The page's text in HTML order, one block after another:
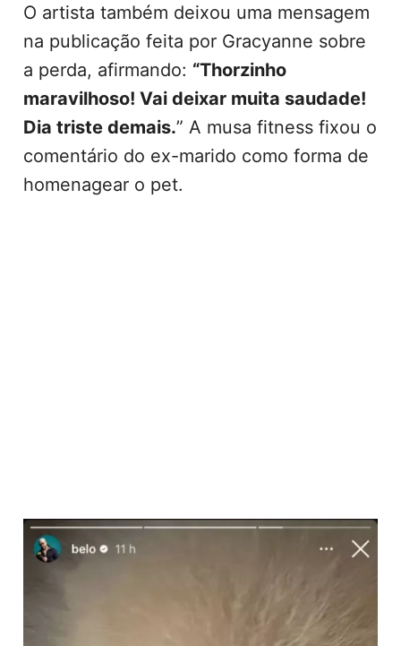
O artista também deixou uma mensagem
na publicação feita por Gracyanne sobre
a perda, afirmando: “Thorzinho
maravilhoso! Vai deixar muita saudade!
Dia triste demais.” A musa fitness fixou o
comentário do ex-marido como forma de
homenagear o pet.